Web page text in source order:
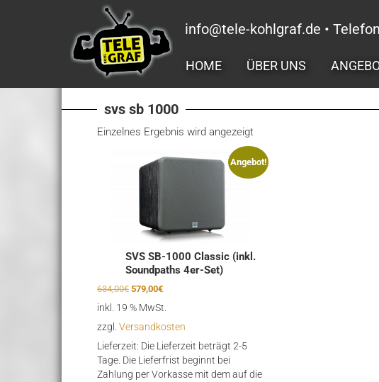
info@tele-kohlgraf.de •
HOME ÜBER UNS
svs sb 1000
Einzelnes Ergebnis wird angezeigt
Angebot!
SVS SB-1000 Classic (inkl.
Soundpaths 4er-Set)
634,00€ Ursprünglicher
Preis
634,00€
579,00€Aktueller
579,00€.
inkl. 19 % MwSt.
zzgl. Versandkosten
Lieferzeit: Die Lieferzeit beträgt 2-5
Tage. Die Lieferfrist beginnt bei
Zahlung per Vorkasse mit dem auf die